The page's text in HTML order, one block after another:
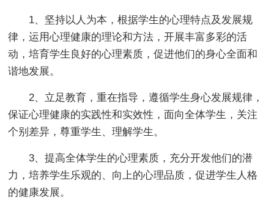
1、坚持以人为本，根据学生的心理特点及发展规
律，运用心理健康的理论和方法，开展丰富多彩的活
动，培育学生良好的心理素质，促进他们的身心全面和
谐地发展。
2、立足教育，重在指导，遵循学生身心发展规律，
保证心理健康的实践性和实效性，面向全体学生，关注
个别差异，尊重学生、理解学生。
3、提高全体学生的心理素质，充分开发他们的潜
力，培养学生乐观的、向上的心理品质，促进学生人格
的健康发展。